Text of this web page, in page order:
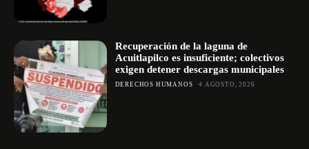
Recuperación de la laguna de
Acuitlapilco es insuficiente; colectivos
exigen detener descargas municipales
DERECHOS HUMANOS 4 AGOSTO, 2026